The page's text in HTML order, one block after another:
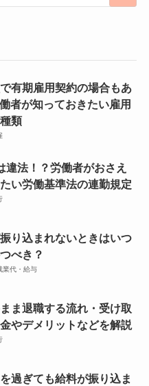
有期雇用契約の場合もあ
者が知っておきたい雇用
類
違法！？労働者がおさえ
い労働基準法の連勤規定
り込まれないときはいつ
べき？
業代・給与
ま退職する流れ・受け取
やデメリットなどを解説
過ぎても給料が振り込ま